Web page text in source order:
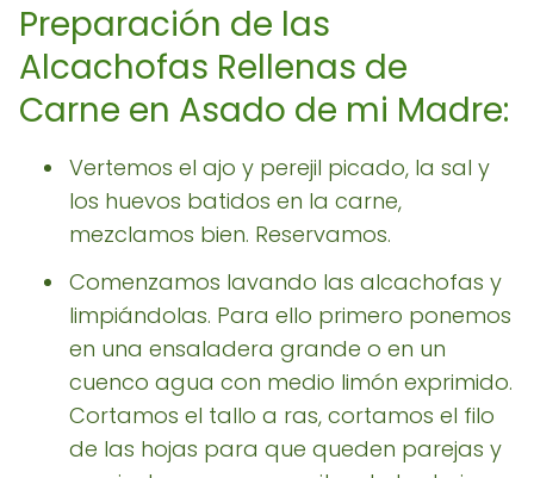
Preparación de las
Alcachofas Rellenas de
Carne en Asado de mi Madre:
Vertemos el ajo y perejil picado, la sal y
los huevos batidos en la carne,
mezclamos bien. Reservamos.
Comenzamos lavando las alcachofas y
limpiándolas. Para ello primero ponemos
en una ensaladera grande o en un
cuenco agua con medio limón exprimido.
Cortamos el tallo a ras, cortamos el filo
de las hojas para que queden parejas y